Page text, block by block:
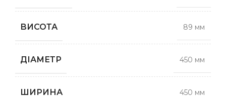
ВИСОТА 89 мм
ДІАМЕТР 450 мм
ШИРИНА 450 мм